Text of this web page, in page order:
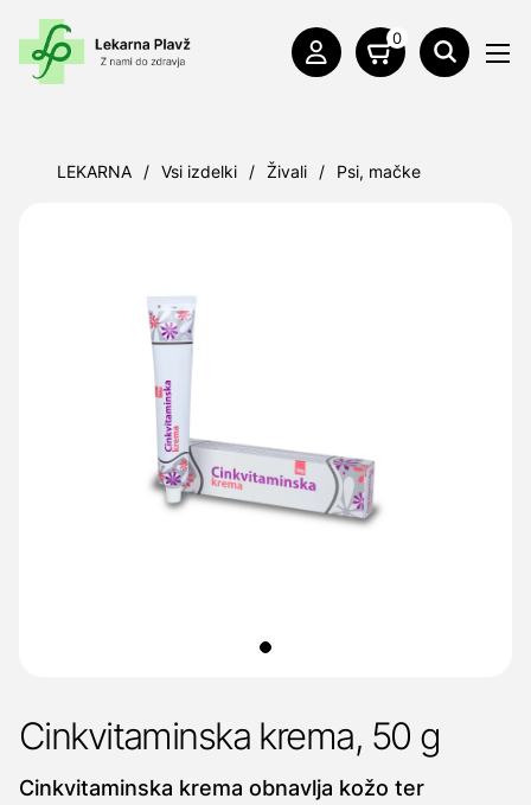
0
LEKARNA / Vsi izdelki / Živali / Psi, mačke
Cinkvitaminska krema, 50 g
Cinkvitaminska krema obnavlja kožo ter